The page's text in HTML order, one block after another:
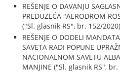
REŠENJE O DAVANJU
PREDUZEĆA "AERODROM
("Sl. glasnik RS", br. 152/2020)
REŠENJE O DODELI
SAVETA RADI POPUNE
NACIONALNOM SAVETU
MANJINE ("Sl. glasnik RS",